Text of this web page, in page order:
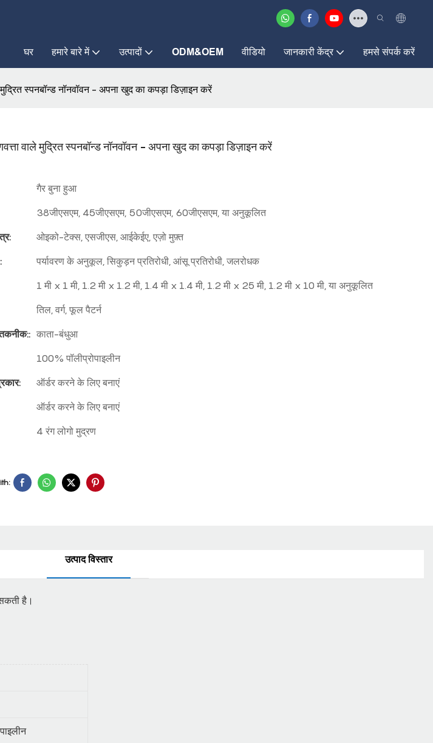
घर हमारे बारे में उत्पादों ODM&OEM वीडियो जानकारी केंद्र हमसे संपर्क करें
स्पनबॉन्ड नॉनवॉवन - अपना खुद का कपड़ा डिज़ाइन करें
वाले मुद्रित स्पनबॉन्ड नॉनवॉवन - अपना खुद का कपड़ा डिज़ाइन करें
गैर बुना हुआ
38जीएसएम, 45जीएसएम, 50जीएसएम, 60जीएसएम, या अनुकूलित
ओइको-टेक्स, एसजीएस, आईकेईए, एज़ो मुफ़्त
पर्यावरण के अनुकूल, सिकुड़न प्रतिरोधी, आंसू प्रतिरोधी, जलरोधक
1 मी x 1 मी, 1.2 मी x 1.2 मी, 1.4 मी x 1.4 मी, 1.2 मी x 25 मी, 1.2 मी x 10 मी, या अनुकूलित
तिल, वर्ग, फूल पैटर्न
काता-बंधुआ
100% पॉलीप्रोपाइलीन
ऑर्डर करने के लिए बनाएं
ऑर्डर करने के लिए बनाएं
4 रंग लोगो मुद्रण
उत्पाद विस्तार
है।